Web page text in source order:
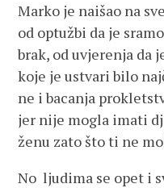
Marko je naišao na
od optužbi da je
brak, od uvjerenja da
koje je ustvari bilo
ne i bacanja
jer nije mogla imati
ženu zato što ti ne
No ljudima se opet i